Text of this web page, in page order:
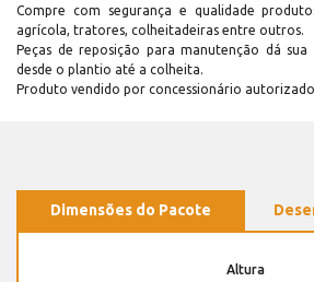
Compre com segurança e qualidade
agrícola, tratores, colheitadeiras entre outros.
Peças de reposição para manutenção dá
desde o plantio até a colheita.
Produto vendido por concessionário
Dimensões do Pacote
Altura